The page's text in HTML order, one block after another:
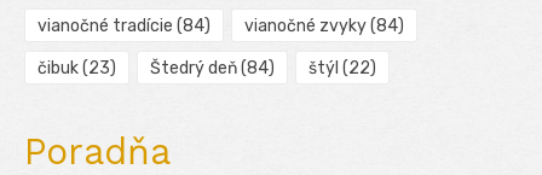
vianočné tradície (84) vianočné zvyky(84)
čibuk(23) Štedrý deň(84) štýl (22)
Poradňa